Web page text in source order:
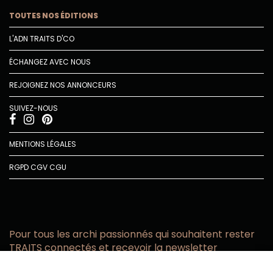
TOUTES NOS ÉDITIONS
L'ADN TRAITS D'CO
ÉCHANGEZ AVEC NOUS
REJOIGNEZ NOS ANNONCEURS
SUIVEZ-NOUS
MENTIONS LÉGALES
RGPDCGVCGU
Pour tous les archi passionnés qui souhaitent rester
TRAITS connectés et recevoir la newsletter